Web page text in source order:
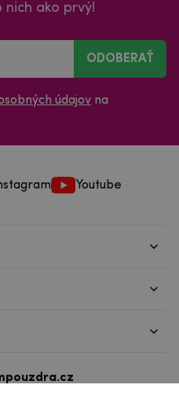
nich ako prvý!
ODOBERAŤ
údajov na
Youtube